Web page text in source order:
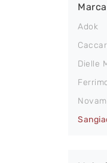
Marca
Adok
Dielle